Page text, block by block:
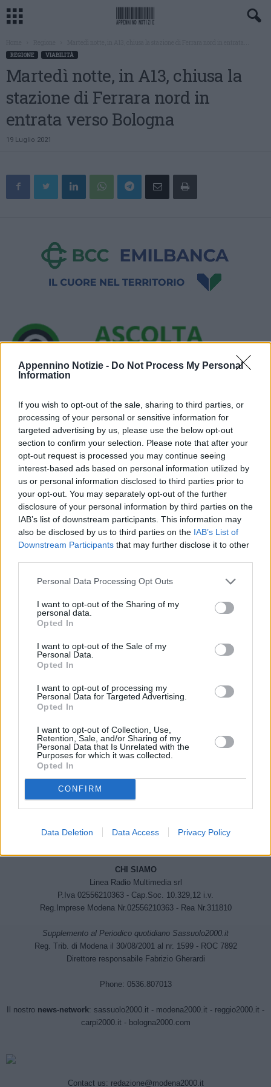
Appennino Notizie - Do Not Process My Personal
Information
If you wish to opt-out of the sale, sharing to third parties, or
processing of your personal or sensitive information for
targeted advertising by us, please use the below opt-out
section to confirm your selection. Please note that after your
opt-out request is processed you may continue seeing
interest-based ads based on personal information utilized by
us or personal information disclosed to third parties prior to
your opt-out. You may separately opt-out of the further
disclosure of your personal information by third parties on the
IAB’s list of downstream participants. This information may
also be disclosed by us to third parties on the IAB’s List of
Downstream Participants that may further disclose it to other
Personal Data Processing Opt Outs
I want to opt-out of the Sharing of my
personal data.
Opted In
I want to opt-out of the Sale of my
Personal Data.
Opted In
I want to opt-out of processing my
Personal Data for Targeted Advertising.
Opted In
I want to opt-out of Collection, Use,
Retention, Sale, and/or Sharing of my
Personal Data that Is Unrelated with the
Purposes for which it was collected.
Opted In
CONFIRM
Data Deletion Data Access Privacy Policy
REGIONE VIABILITÀ
Martedì notte, in A13, chiusa la
stazione di Ferrara nord in
entrata verso Bologna
19 Luglio 2021
Sulla A13 Bologna-Padova, per consentire l’esecuzione di attività
programmate di riqualifica delle barriere di sicurezza, dalle 22:00
di martedì 20 alle 6:00 di mercoledì 21 luglio, sarà chiusa la
stazione di Ferrara nord in entrata verso Bologna.
In alternativa si consiglia di utilizzare la stazione autostradale di
Previous article
Ddl Zan, Letta “Aperti al
Salvini”
Next article
aumentano i ricoveri
CHI SIAMO
Linea Radio Multimedia srl
P.Iva 02556210363 - Cap.Soc. 10.329,12 i.v.
Reg.Imprese Modena Nr.02556210363 - Rea Nr.311810
Supplemento al Periodico quotidiano Sassuolo2000.it
Reg. Trib. di Modena il 30/08/2001 al nr. 1599 - ROC 7892
Direttore responsabile Fabrizio Gherardi
Phone: 0536.807013
Il nostro news-network: sassuolo2000.it - modena2000.it - reggio2000.it -
carpi2000.it- bologna2000.com
Contact us: redazione@modena2000.it